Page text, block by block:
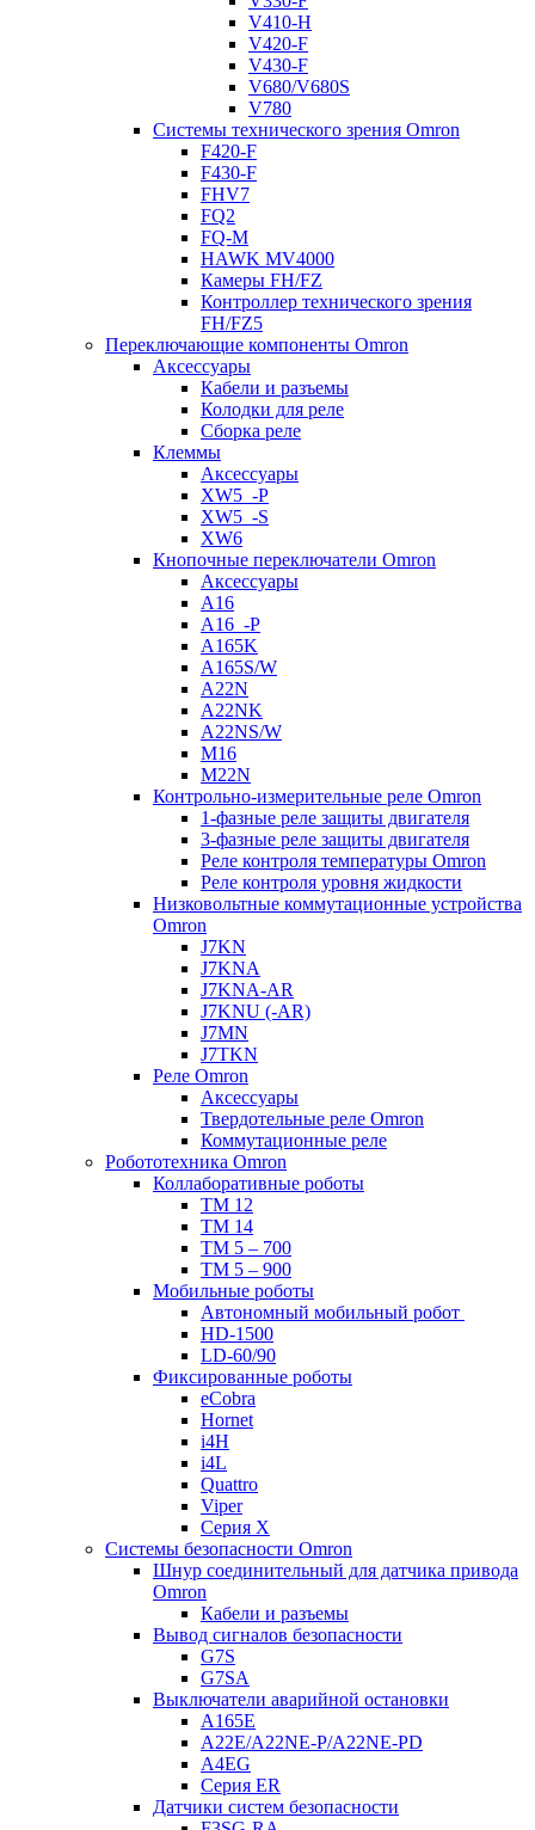
V410-H
V420-F
V430-F
V680/V680S
V780
Системы технического зрения Omron
F420-F
F430-F
FHV7
FQ2
FQ-M
HAWK MV4000
Камеры FH/FZ
Контроллер технического зрения
FH/FZ5
Переключающие компоненты Omron
Аксессуары
Кабели и разъемы
Колодки для реле
Сборка реле
Клеммы
Аксессуары
XW5_-P
XW5_-S
XW6
Кнопочные переключатели Omron
Аксессуары
A16
A16_-P
A165K
A165S/W
A22N
A22NK
A22NS/W
M16
M22N
Контрольно-измерительные реле Omron
1-фазные реле защиты двигателя
3-фазные реле защиты двигателя
Реле контроля температуры Omron
Реле контроля уровня жидкости
Низковольтные коммутационные устройства
Omron
J7KN
J7KNA
J7KNA-AR
J7KNU (-AR)
J7MN
J7TKN
Реле Omron
Аксессуары
Твердотельные реле Omron
Коммутационные реле
Робототехника Omron
Коллаборативные роботы
TM 12
TM 14
TM 5 – 700
TM 5 – 900
Мобильные роботы
Автономный мобильный робот
HD-1500
LD-60/90
Фиксированные роботы
eCobra
Hornet
i4H
i4L
Quattro
Viper
Серия X
Системы безопасности Omron
Шнур соединительный для датчика привода
Omron
Кабели и разъемы
Вывод сигналов безопасности
G7S
G7SA
Выключатели аварийной остановки
A165E
A22E/A22NE-P/A22NE-PD
A4EG
Серия ER
Датчики систем безопасности